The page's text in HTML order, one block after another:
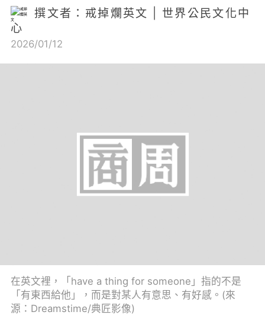
撰文者：戒掉爛英文 | 世界公民文化中
心
2026/01/12
在英文裡，「have a thing for someone」指的不是
「有東西給他」，而是對某人有意思、有好感。(來
源：Dreamstime/典匠影像)